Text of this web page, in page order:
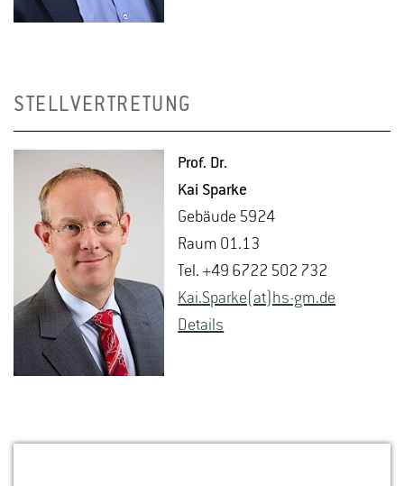
STELLVERTRETUNG
Prof. Dr.
Kai Spar­ke
Ge­bäu­de 5924
Raum 01.13
Tel. +49 6722 502 732
Kai.​Sparke(at)hs-​gm.​de
De­tails